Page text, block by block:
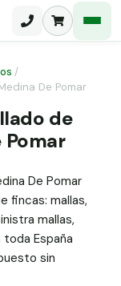
/
De Pomar
de
Pomar
De Pomar
fincas: mallas,
mallas,
España
sin